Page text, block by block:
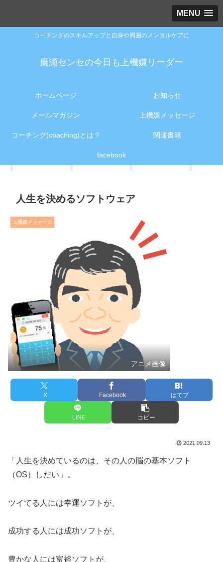
MENU
コーチングのスキルアップと自身や周囲のメンタルケアに
廣瀬センセの今日も上機嫌リーダー
ホームページ お知らせ
メールマガジン 上機嫌メッセージ
コーチング(coaching)とは？ 関連書籍
facebook
人生を決めるソフトウェア
上機嫌メッセージ
アニメ画像
X Facebook はてブ
LINE コピー
2021.09.13
「人生を決めているのは、その人の脳の基本ソフト
（OS）しだい」。
ツイてる人には幸運ソフトが、
成功する人には成功ソフトが、
豊かな人には富裕ソフトが、